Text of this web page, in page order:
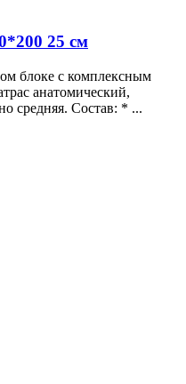
25 см
блоке с комплексным
анатомический,
средняя. Состав: * ...